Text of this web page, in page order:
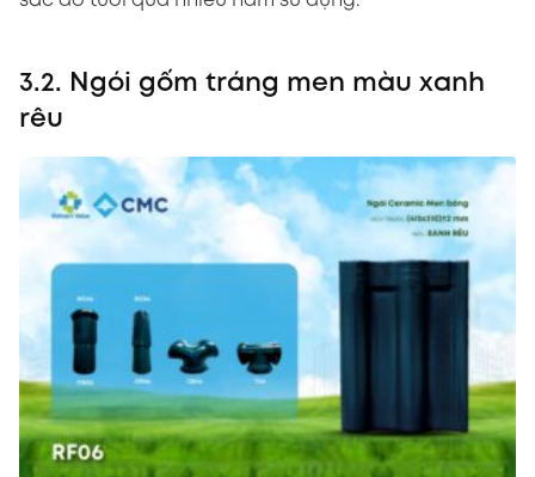
3.2. Ngói gốm tráng men màu xanh
rêu